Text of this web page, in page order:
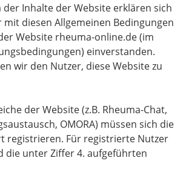
Inhalte der Website erklären sich
diesen Allgemeinen Bedingungen
Website rheuma-online.de (im
einverstanden.
wir den Nutzer, diese Website zu
der Website (z.B. Rheuma-Chat,
OMORA) müssen sich die
registrieren. Für registrierte Nutzer
die unter Ziffer 4. aufgeführten